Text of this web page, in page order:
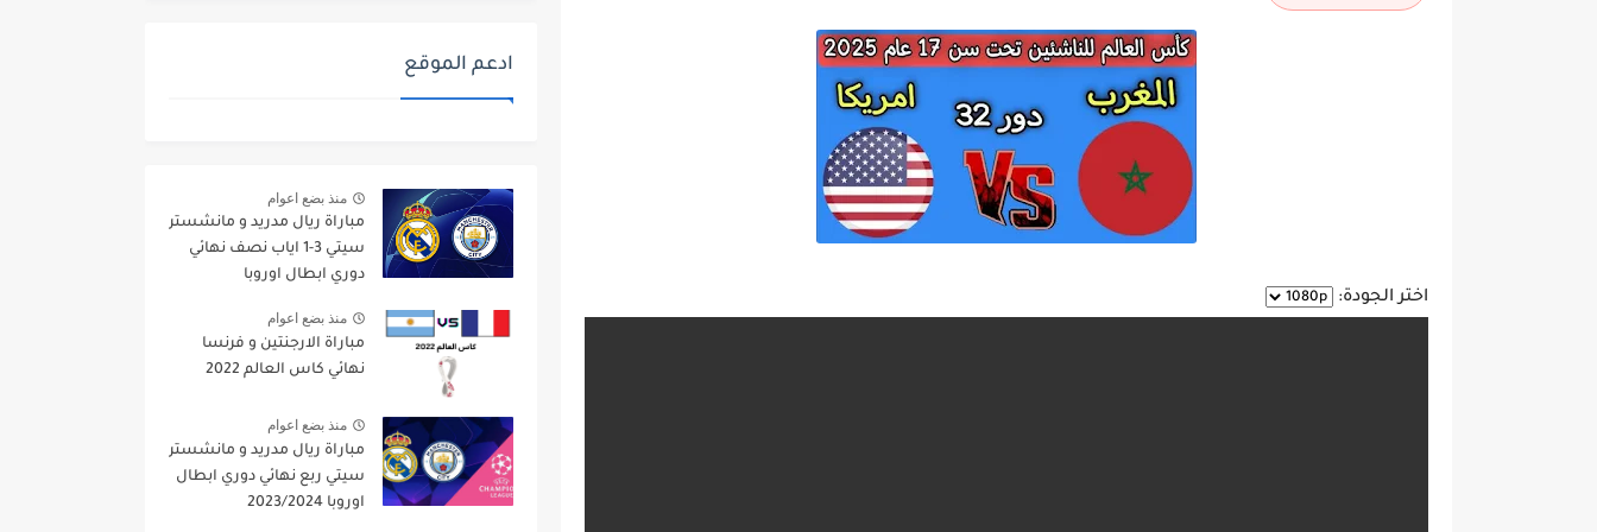
اختر الجودة:
ادعم الموقع
منذ بضع اعوام
مباراة ريال مدريد و مانشستر
سيتي 3-1 اياب نصف نهائي
دوري ابطال اوروبا
منذ بضع اعوام
مباراة الارجنتين و فرنسا
نهائي كاس العالم 2022
منذ بضع اعوام
مباراة ريال مدريد و مانشستر
سيتي ربع نهائي دوري ابطال
اوروبا 2023/2024